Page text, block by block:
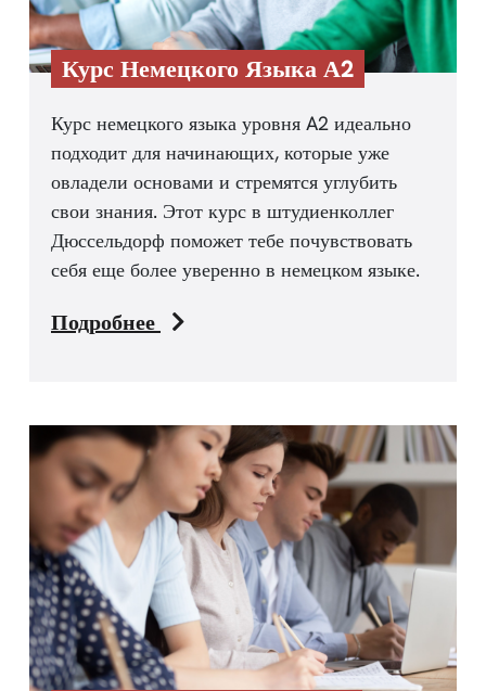
Курс Немецкого Языка А2
Курс немецкого языка уровня A2 идеально
подходит для начинающих, которые уже
овладели основами и стремятся углубить
свои знания. Этот курс в штудиенколлег
Дюссельдорф поможет тебе почувствовать
себя еще более уверенно в немецком языке.
Подробнее